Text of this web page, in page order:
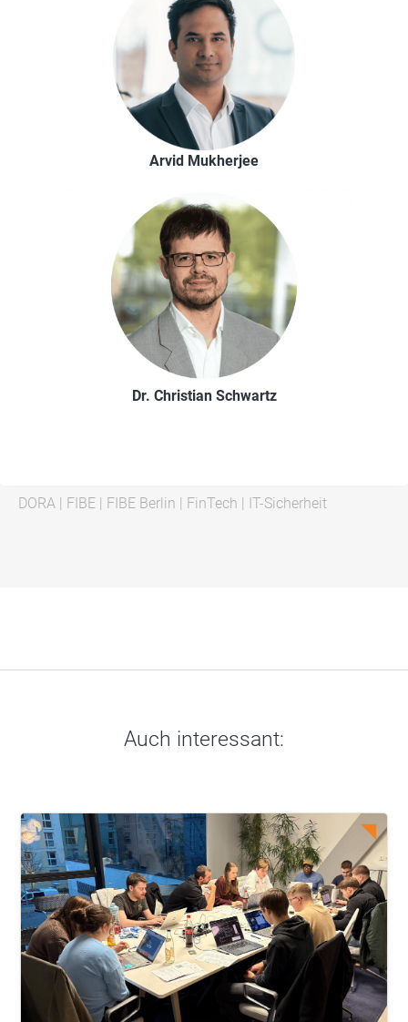
Arvid Mukherjee
Dr. Christian Schwartz
DORA | FIBE | FIBE Berlin | FinTech | IT-Sicherheit
Auch interessant: